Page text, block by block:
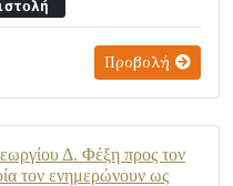
Προβολή
Δ. Φέξη προς τον
τον ενημερώνουν ως